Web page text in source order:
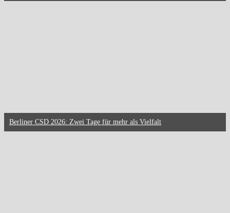
Berliner CSD 2026: Zwei Tage für mehr als Vielfalt